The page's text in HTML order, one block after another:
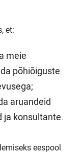
et:
meie
põhiõiguste
aruandeid
ja konsultante.
eespool